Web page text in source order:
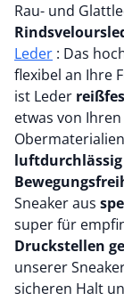
Rau- und
Leder : Das
flexibel an Ihre
ist Leder
etwas von
luftdurchlässig
Sneaker aus
super für
Druckstellen
unserer
sicheren Halt